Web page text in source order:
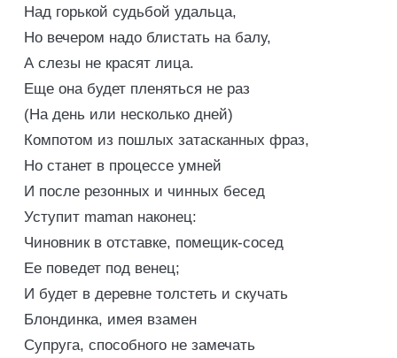
Над горькой судьбой удальца,
Но вечером надо блистать на балу,
А слезы не красят лица.
Еще она будет пленяться не раз
(На день или несколько дней)
Компотом из пошлых затасканных фраз,
Но станет в процессе умней
И после резонных и чинных бесед
Уступит maman наконец:
Чиновник в отставке, помещик-сосед
Ее поведет под венец;
И будет в деревне толстеть и скучать
Блондинка, имея взамен
Супруга, способного не замечать